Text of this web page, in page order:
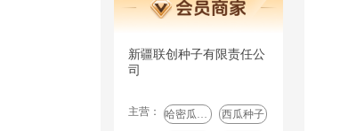
新疆联创种子有限责任公
司
主营： 哈密瓜种子 西瓜种子